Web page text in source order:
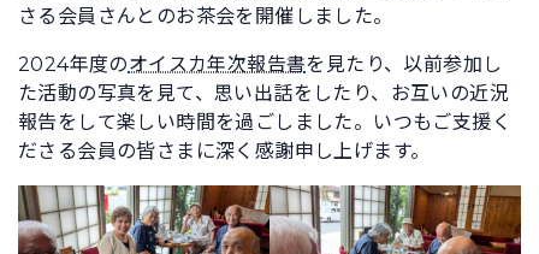
さる会員さんとのお茶会を開催しました。
2024年度のオイスカ年次報告書を見たり、以前参加し
た活動の写真を見て、思い出話をしたり、お互いの近況
報告をして楽しい時間を過ごしました。いつもご支援く
ださる会員の皆さまに深く感謝申し上げます。